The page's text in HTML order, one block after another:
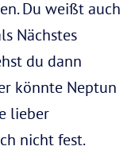
Du weißt auch
Nächstes
du dann
könnte Neptun
lieber
nicht fest.